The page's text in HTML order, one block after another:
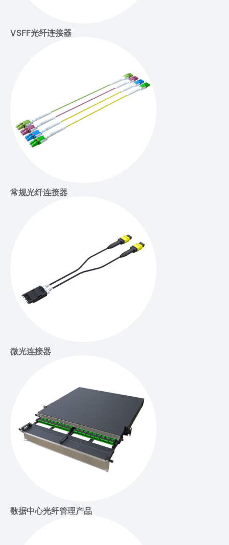
VSFF光纤连接器
常规光纤连接器
微光连接器
数据中心光纤管理产品